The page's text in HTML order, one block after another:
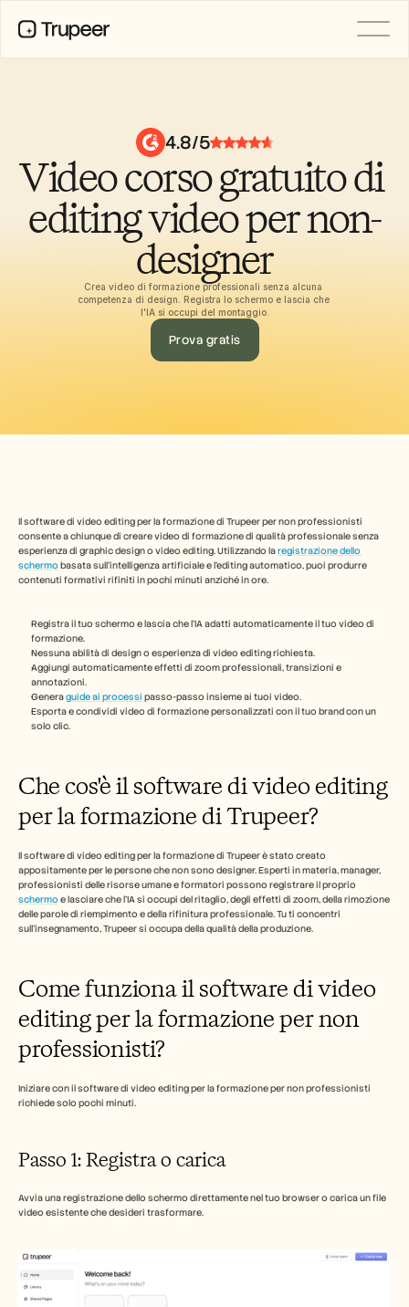
4.8/5
Video corso gratuito di
editing video per non-
designer
Crea video di formazione professionali senza alcuna
competenza di design. Registra lo schermo e lascia che
l'IA si occupi del montaggio.
Prova gratis
Il software di video editing per la formazione di Trupeer per non professionisti
consente a chiunque di creare video di formazione di qualità professionale senza
esperienza di graphic design o video editing. Utilizzando la registrazione dello
schermo basata sull'intelligenza artificiale e l'editing automatico, puoi produrre
contenuti formativi rifiniti in pochi minuti anziché in ore.
Registra il tuo schermo e lascia che l'IA adatti automaticamente il tuo video di
formazione.
Nessuna abilità di design o esperienza di video editing richiesta.
Aggiungi automaticamente effetti di zoom professionali, transizioni e
annotazioni.
Genera guide ai processi passo-passo insieme ai tuoi video.
Esporta e condividi video di formazione personalizzati con il tuo brand con un
solo clic.
Che cos'è il software di video editing
per la formazione di Trupeer?
Il software di video editing per la formazione di Trupeer è stato creato
appositamente per le persone che non sono designer. Esperti in materia, manager,
schermo e lasciare che l'IA si occupi del ritaglio, degli effetti di zoom, della rimozione
delle parole di riempimento e della rifinitura professionale. Tu ti concentri
sull'insegnamento, Trupeer si occupa della qualità della produzione.
Come funziona il software di video
editing per la formazione per non
professionisti?
Iniziare con il software di video editing per la formazione per non professionisti
richiede solo pochi minuti.
Passo 1: Registra o carica
Avvia una registrazione dello schermo direttamente nel tuo browser o carica un file
video esistente che desideri trasformare.
Storie dei clienti
Prezzi
Base di conoscenza
Avatar IA
Kit del marchio
Pagine condivise
Registrazione dello schermo AI
Campioni del cambiamento con
Gestione del cambiamento
Abilitazione alle vendite
Pre-vendita
Marketing di prodotto
Successo del cliente
See more
Prenota una demo
Inizia la prova gratuita